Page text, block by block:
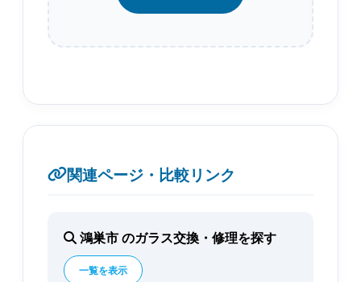
関連ページ・比較リンク
鴻巣市 のガラス交換・修理を探す
一覧を表示